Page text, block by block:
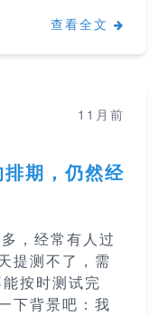
查看全文
11月前
期，仍然经
，经常有人过
提测不了，需
按时测试完
下背景吧：我